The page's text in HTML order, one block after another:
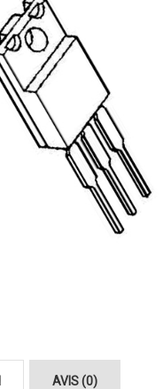
AVIS (0)